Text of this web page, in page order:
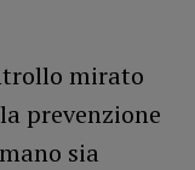
mirato
prevenzione
sia